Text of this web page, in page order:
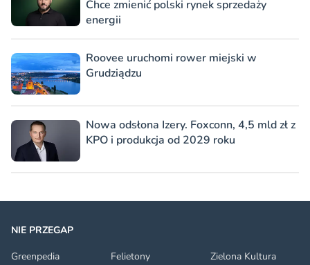
Chce zmienić polski rynek sprzedaży
energii
Roovee uruchomi rower miejski w
Grudziądzu
Nowa odsłona Izery. Foxconn, 4,5 mld zł z
KPO i produkcja od 2029 roku
NIE PRZEGAP
Greenpedia
Felietony Zielona Kultura